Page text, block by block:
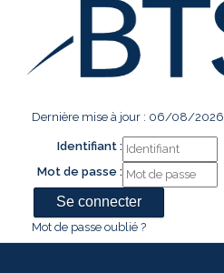
Dernière mise à jour : 06/08/2026
Identifiant :
Mot de passe :
Mot de passe oublié ?